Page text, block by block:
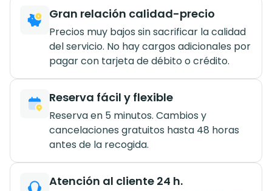
Gran relación calidad-precio
Precios muy bajos sin sacrificar la calidad
del servicio. No hay cargos adicionales por
pagar con tarjeta de débito o crédito.
Reserva fácil y flexible
Reserva en 5 minutos. Cambios y
cancelaciones gratuitos hasta 48 horas
antes de la recogida.
Atención al cliente 24 h.